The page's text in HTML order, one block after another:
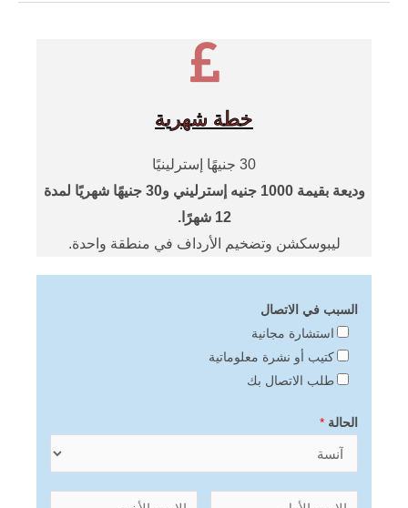
خطة شهرية
30 جنيهًا إسترلينيًا
وديعة بقيمة 1000 جنيه إسترليني و30 جنيهًا شهريًا لمدة
12 شهرًا.
ليبوسكشن وتضخيم الأرداف في منطقة واحدة.
السبب في الاتصال
استشارة مجانية
كتيب أو نشرة معلوماتية
طلب الاتصال بك
الحالة *